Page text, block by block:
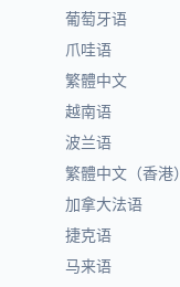
葡萄牙语
爪哇语
繁體中文
越南语
波兰语
繁體中文（香港）
加拿大法语
捷克语
马来语